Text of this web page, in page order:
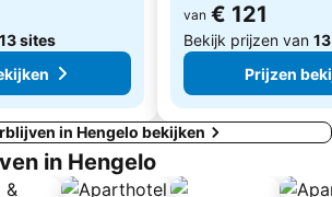
13 sites
van € 121
Bekijk prijzen van
Prijzen
in Hengelo bekijken
in Hengelo